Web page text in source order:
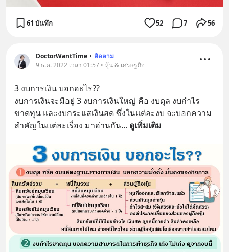
61 บันทึก 52 7 56
DoctorWantTime • ติดตาม
9 ธ.ค. 2022 เวลา 01:57 • หุ้น & เศรษฐกิจ
3 งบการเงิน บอกอะไร??
งบการเงินจะมีอยู่ 3 งบการเงินใหญ่ คือ งบดุล งบกำไร
ขาดทุน และงบกระแสเงินสด ซึ่งในแต่ละงบ จะบอกความ
สำคัญในแต่ละเรื่อง มาอ่านกัน... ดูเพิ่มเติม